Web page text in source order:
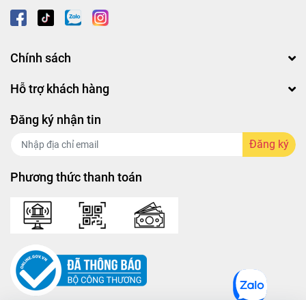
✅ Hương nước hoa sang trọng.
Hãy để CIO&CO gửi đến bạn những điều ngọt ngào nhất:
💎 Mái tóc chắc khỏe, bóng mượt, chuẩn salon tại nhà!
💎 Hương thơm sang trọng, quyến rũ suốt cả ngày dài!
🎁 Set quà đặc biệt mừng 8/3 – Món quà hoàn hảo cho
nàng:
Chính sách
Hỗ trợ khách hàng
Đăng ký nhận tin
Đăng ký
Phương thức thanh toán